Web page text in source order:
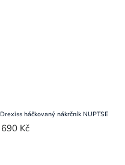
Drexiss háčkovaný nákrčník NUPTSE
690 Kč